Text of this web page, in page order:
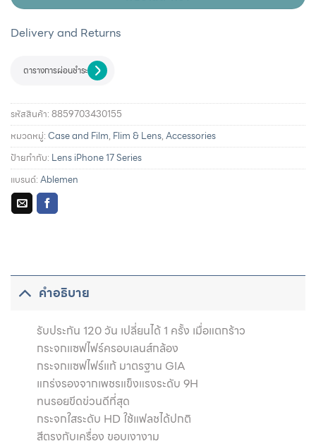
Delivery and Returns
ตารางการผ่อนชำระ
รายละเอียดการผ่อนชำระและสิทธิประโยชน์จากบัตรเครดิตที่
รหัสสินค้า:8859703430155
หมวดหมู่:Case and Film, Flim & Lens,Accessories
ป้ายกำกับ: Lens iPhone 17 Series
แบรนด์:Ablemen
คำอธิบาย
รับประกัน 120 วัน เปลี่ยนได้ 1 ครั้ง เมื่อแตกร้าว
กระจกแซฟไฟร์ครอบเลนส์กล้อง
กระจกแซฟไฟร์แท้ มาตรฐาน GIA
แกร่งรองจากเพชรแข็งแรงระดับ 9H
ทนรอยขีดข่วนดีที่สุด
กระจกใสระดับ HD ใช้แฟลชได้ปกติ
สีตรงกับเครื่อง ขอบเงางาม